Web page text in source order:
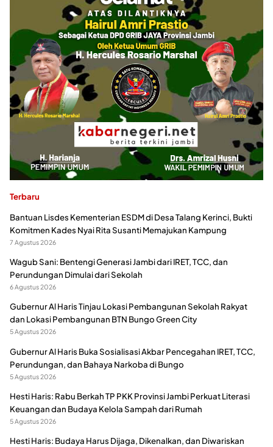
Terbaru
Bantuan Lisdes Kementerian ESDM di Desa Talang Kerinci, Bukti
Komitmen Kades Nyai Rita Susanti Memajukan Kampung
7 Agustus 2026
Wagub Sani: Bentengi Generasi Jambi dari IRET, TCC, dan
Perundungan Dimulai dari Sekolah
6 Agustus 2026
Gubernur Al Haris Tinjau Lokasi Pembangunan Sekolah Rakyat
dan Lokasi Pembangunan BTN Bungo Green City
5 Agustus 2026
Gubernur Al Haris Buka Sosialisasi Akbar Pencegahan IRET, TCC,
Perundungan, dan Bahaya Narkoba di Bungo
5 Agustus 2026
Hesti Haris: Rabu Berkah TP PKK Provinsi Jambi Perkuat Literasi
Keuangan dan Budaya Kelola Sampah dari Rumah
5 Agustus 2026
Hesti Haris: Budaya Harus Dijaga, Dikenalkan, dan Diwariskan